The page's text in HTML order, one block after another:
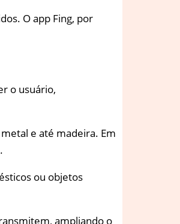
O app Fing, por
o usuário,
e até madeira. Em
ou objetos
ampliando o